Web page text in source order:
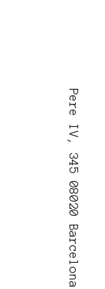
Pere IV, 345 08020 Barcelona